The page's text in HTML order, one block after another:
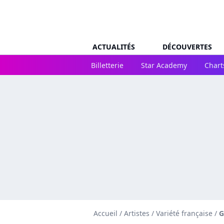
ACTUALITÉS
DÉCOUVERTES
Billetterie
Star Academy
Accueil / Artistes / Variété française /